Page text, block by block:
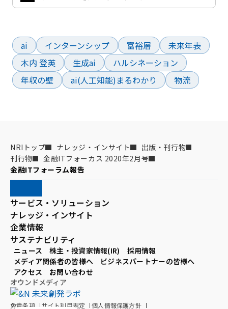
ai
インターンシップ 富裕層
未来年表
木内 登英
生成ai
ハルシネーション
年収の壁
ai(人工知能)まるわかり 物流
NRIトップ ナレッジ・インサイト
出版・刊行物
刊行物
金融ITフォーカス 2020年2月号
金融ITフォーラム報告
サービス・ソリューション
ナレッジ・インサイト
企業情報
サステナビリティ
ニュース 株主・投資家情報(IR)
採用情報
メディア関係者の皆様へ
ビジネスパートナーの皆様へ
アクセス
お問い合わせ
オウンドメディア
免責条項 サイト利用規定 個人情報保護方針